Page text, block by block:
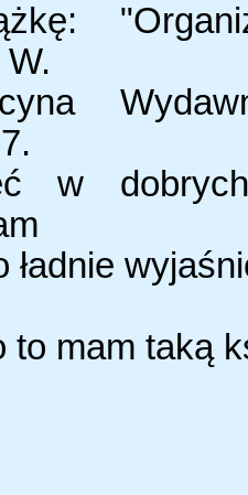
w
ładnie
to mam taką